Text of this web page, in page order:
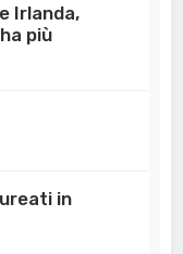
Irlanda,
più
in